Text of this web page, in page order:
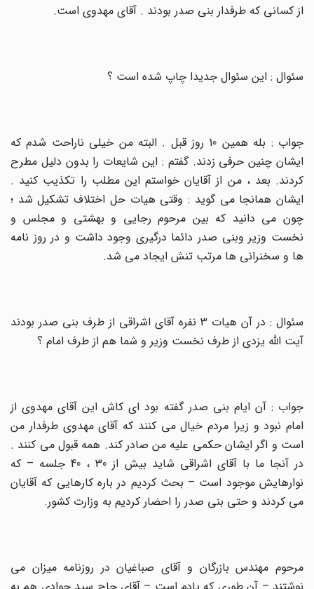
از کسانی که طرفدار بنی صدر بودند . آقای مهدوی است.
سئوال : این سئوال جدیدا چاپ شده است ؟
جواب : بله همین 10 روز قبل . البته من خیلی ناراحت شدم که
ایشان چنین حرفی زدند. گفتم : این شایعات را بدون دلیل مطرح
کردند. بعد ، من از آقایان خواستم این مطلب را تکذیب کنید .
ایشان همانجا می گوید : وقتی هیات حل اختلاف تشکیل شد ؛
چون می دانید که بین مرحوم رجایی و بهشتی و مجلس و
نخست وزیر وبنی صدر دائما درگیری وجود داشت و در روز نامه
ها و سخنرانی ها مرتب تنش ایجاد می شد.
سئوال : در آن هیات 3 نفره آقای اشراقی از طرف بنی صدر بودند
آیت الله یزدی از طرف نخست وزیر و شما هم از طرف امام ؟
جواب : آن ایام بنی صدر گفته بود ای کاش این آقای مهدوی از
امام نبود و زیرا مردم خیال می کنند که آقای مهدوی طرفدار من
است و اگر ایشان حکمی علیه من صادر کند. همه قبول می کنند .
در آنجا ما با آقای اشراقی شاید بیش از 30 ، 40 جلسه – که
نوارهایش موجود است – بحث کردیم در باره کارهایی که آقایان
می کردند و حتی بنی صدر را احضار کردیم به وزارت کشور.
مرحوم مهندس بازرگان و آقای صباغیان در روزنامه میزان می